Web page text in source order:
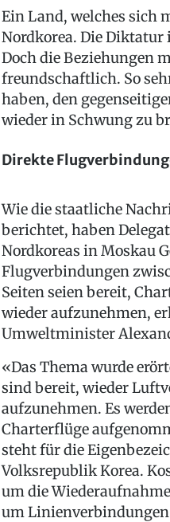
Ein Land, welches sich
Nordkorea. Die
Doch die Beziehungen
freundschaftlich. So
haben, den
wieder in Schwung zu
Direkte
Wie die staatliche
berichtet, haben
Nordkoreas in Moskau
Flugverbindungen
Seiten seien bereit,
wieder aufzunehmen,
Umweltminister
«Das Thema wurde
sind bereit, wieder
aufzunehmen. Es
Charterflüge
steht für die
Volksrepublik Korea.
um die
um